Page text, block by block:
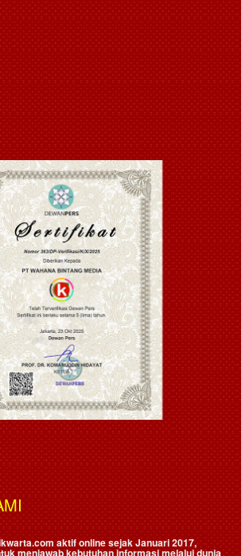
aktif online sejak Januari 2017,
menjawab kebutuhan informasi melalui dunia